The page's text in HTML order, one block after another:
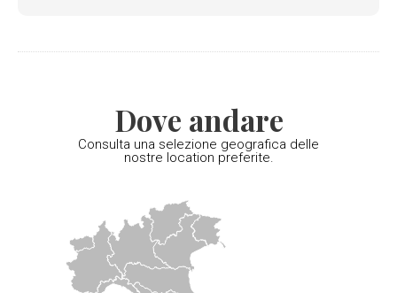
Dove andare
Consulta una selezione geografica delle
nostre location preferite.